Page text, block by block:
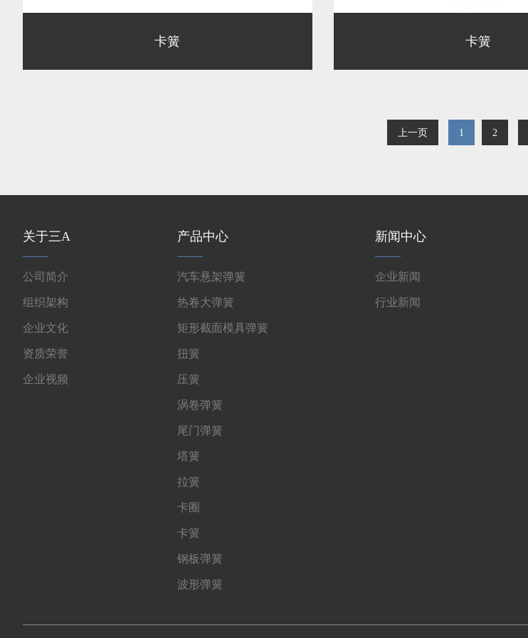
卡簧 卡簧
上一页 1 2
关于三A
公司简介
组织架构
企业文化
资质荣誉
企业视频
产品中心
汽车悬架弹簧
热卷大弹簧
矩形截面模具弹簧
扭簧
压簧
涡卷弹簧
尾门弹簧
塔簧
拉簧
卡圈
卡簧
钢板弹簧
波形弹簧
新闻中心
企业新闻
行业新闻